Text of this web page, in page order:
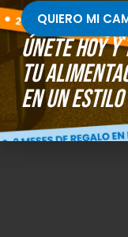
QUIERO MI
Únete hoy
tu
en un estilo